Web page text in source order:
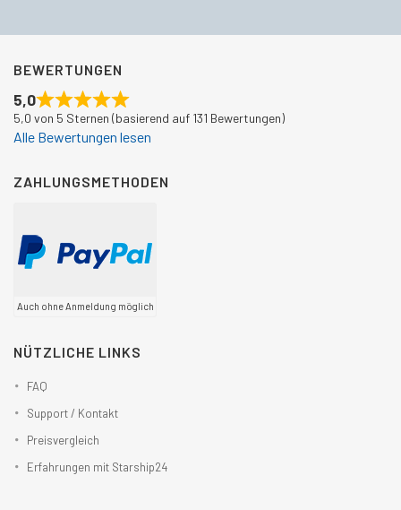
BEWERTUNGEN
5,0
5,0 von 5 Sternen (basierend auf 131 Bewertungen)
Alle Bewertungen lesen
ZAHLUNGSMETHODEN
Auch ohne Anmeldung möglich
NÜTZLICHE LINKS
FAQ
Support / Kontakt
Preisvergleich
Erfahrungen mit Starship24